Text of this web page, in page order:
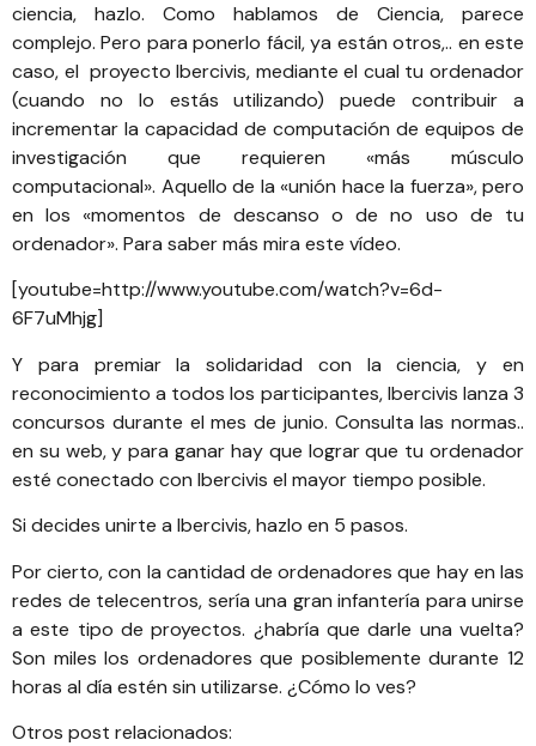
ciencia, hazlo. Como hablamos de Ciencia, parece
complejo. Pero para ponerlo fácil, ya están otros,.. en este
caso, el proyecto Ibercivis, mediante el cual tu ordenador
(cuando no lo estás utilizando) puede contribuir a
incrementar la capacidad de computación de equipos de
investigación que requieren «más músculo
computacional». Aquello de la «unión hace la fuerza», pero
en los «momentos de descanso o de no uso de tu
ordenador». Para saber más mira este vídeo.
[youtube=http://www.youtube.com/watch?v=6d-
6F7uMhjg]
Y para premiar la solidaridad con la ciencia, y en
reconocimiento a todos los participantes,Ibercivis lanza 3
concursos durante el mes de junio. Consulta las normas..
en su web, y para ganar hay que lograr que tu ordenador
esté conectado con Ibercivis el mayor tiempo posible.
Si decides unirte a Ibercivis,hazlo en 5 pasos.
Por cierto, con la cantidad de ordenadores que hay en las
redes de telecentros, sería una gran infantería para unirse
a este tipo de proyectos. ¿habría que darle una vuelta?
Son miles los ordenadores que posiblemente durante 12
horas al día estén sin utilizarse. ¿Cómo lo ves?
Otros post relacionados: